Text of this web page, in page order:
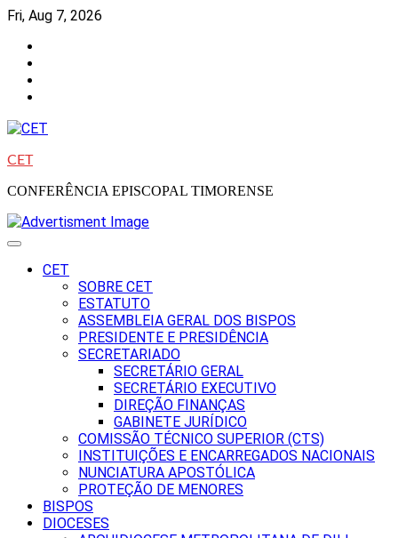
Skip
content
Fri, Aug 7, 2026
CET
CONFERÊNCIA EPISCOPAL TIMORENSE
CET
SOBRE CET
ESTATUTO
ASSEMBLEIA GERAL DOS BISPOS
PRESIDENTE E PRESIDÊNCIA
SECRETARIADO
SECRETÁRIO GERAL
SECRETÁRIO EXECUTIVO
DIREÇÃO FINANÇAS
GABINETE JURÍDICO
COMISSÃO TÉCNICO SUPERIOR (CTS)
INSTITUIÇÕES E ENCARREGADOS NACIONAIS
NUNCIATURA APOSTÓLICA
PROTEÇÃO DE MENORES
BISPOS
DIOCESES